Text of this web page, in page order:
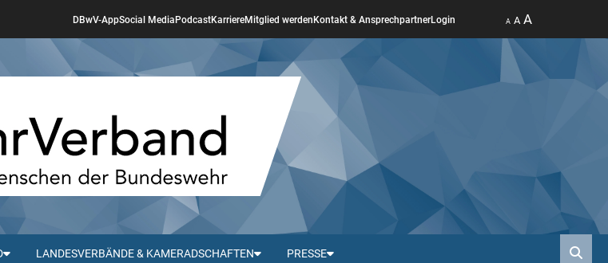
DBwV-AppSocial Media PodcastKarriereMitglied werden Kontakt & AnsprechpartnerLogin A A A
LANDESVERBÄNDE & KAMERADSCHAFTEN PRESSE